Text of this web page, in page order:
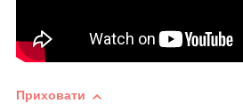
Приховати